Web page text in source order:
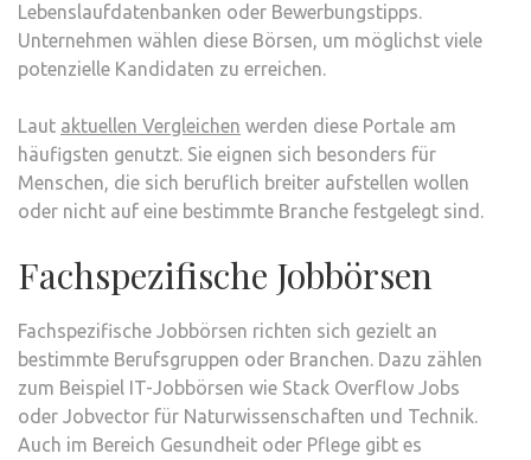
Lebenslaufdatenbanken oder Bewerbungstipps.
Unternehmen wählen diese Börsen, um möglichst viele
potenzielle Kandidaten zu erreichen.
Laut aktuellen Vergleichen werden diese Portale am
häufigsten genutzt. Sie eignen sich besonders für
Menschen, die sich beruflich breiter aufstellen wollen
oder nicht auf eine bestimmte Branche festgelegt sind.
Fachspezifische Jobbörsen
Fachspezifische Jobbörsen richten sich gezielt an
bestimmte Berufsgruppen oder Branchen. Dazu zählen
zum Beispiel IT-Jobbörsen wie Stack Overflow Jobs
oder Jobvector für Naturwissenschaften und Technik.
Auch im Bereich Gesundheit oder Pflege gibt es